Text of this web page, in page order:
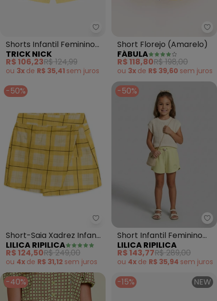
Trick Nick - Shorts Infantil
Shorts Infantil Feminino
Moletinho (Amarelo)
TRICK NICK
R$ 106,23R$ 124,99
ou 3x de R$ 35,41 sem juros
Short Florejo (Amarelo)
FÁBULA
R$ 118,80R$ 198,00
ou 3x de R$ 39,60 sem juros
-50%
Lilica Ripilica - Short-Saia
Short-Saia Xadrez Infantil
Feminino (Amarelo)
LILICA RIPILICA
R$ 124,50R$ 249,00
ou 4x de R$ 31,12 sem juros
-50%
Short Infantil Feminino
(Amarelo)
LILICA RIPILICA
R$ 143,77R$ 289,00
ou 4x de R$ 35,94 sem juros
-40% -15% NEW